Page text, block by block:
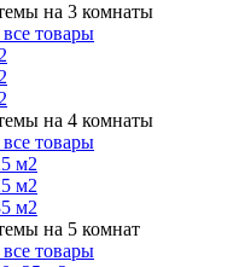
на 3 комнаты
товары
на 4 комнаты
товары
м2
м2
м2
на 5 комнат
товары